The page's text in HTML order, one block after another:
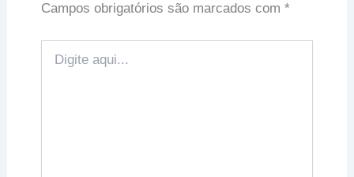
Campos obrigatórios são marcados com *
aqui...